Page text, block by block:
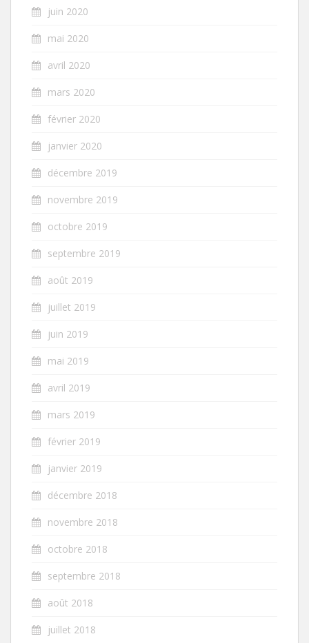
juin 2020
mai 2020
avril 2020
mars 2020
février 2020
janvier 2020
décembre 2019
novembre 2019
octobre 2019
septembre 2019
août 2019
juillet 2019
juin 2019
mai 2019
avril 2019
mars 2019
février 2019
janvier 2019
décembre 2018
novembre 2018
octobre 2018
septembre 2018
août 2018
juillet 2018